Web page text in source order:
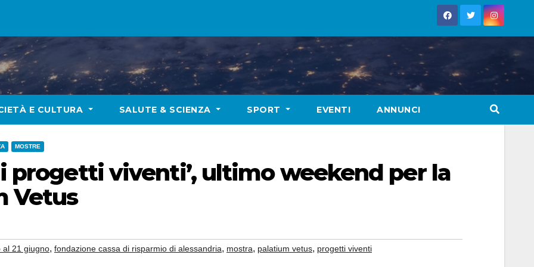
E CULTURA SALUTE & SCIENZA SPORT EVENTI ANNUNCI
MOSTRE
progetti viventi’, ultimo weekend per la
Vetus
al 21 giugno, fondazione cassa di risparmio di alessandria, mostra, palatium vetus, progetti viventi